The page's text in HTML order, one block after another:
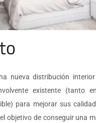
nueva distribución
existente (tanto
para mejorar sus
objetivo de conseguir una